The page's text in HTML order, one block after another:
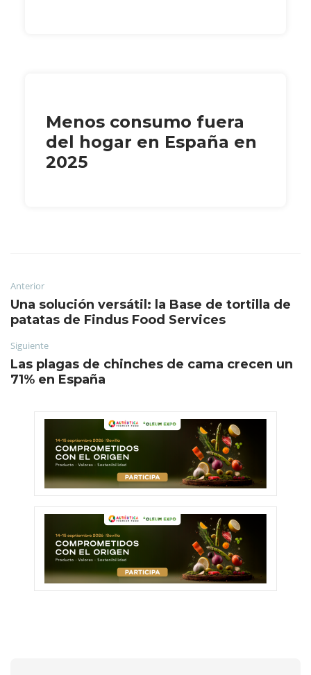
Menos consumo fuera
del hogar en España en
2025
Anterior
Una solución versátil: la Base de tortilla de
patatas de Findus Food Services
Siguiente
Las plagas de chinches de cama crecen un
71% en España